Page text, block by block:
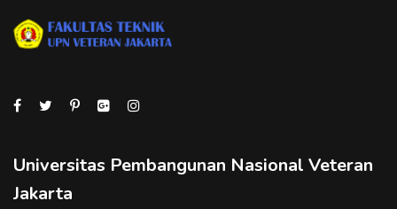
Universitas Pembangunan Nasional Veteran
Jakarta